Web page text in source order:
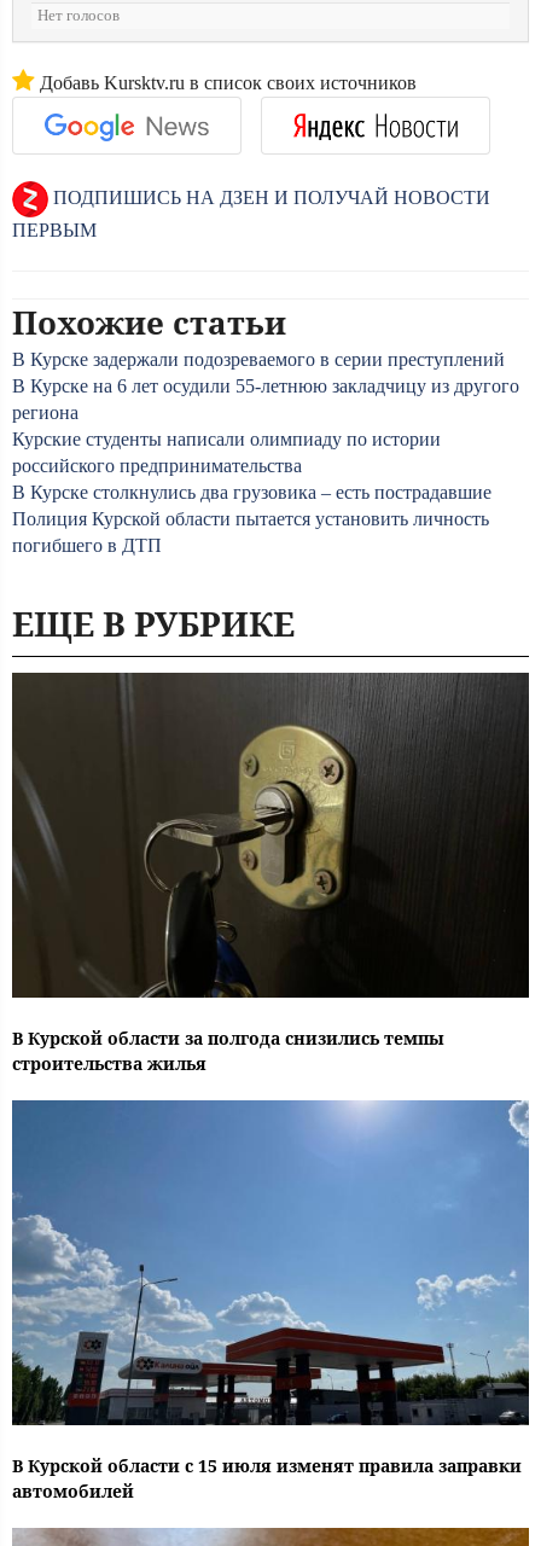
Нет голосов
Добавь Kursktv.ru в список своих источников
ПОДПИШИСЬ НА ДЗЕН И ПОЛУЧАЙ НОВОСТИ
ПЕРВЫМ
Похожие статьи
В Курске задержали подозреваемого в серии преступлений
В Курске на 6 лет осудили 55-летнюю закладчицу из другого
региона
Курские студенты написали олимпиаду по истории
российского предпринимательства
В Курске столкнулись два грузовика – есть пострадавшие
Полиция Курской области пытается установить личность
погибшего в ДТП
ЕЩЕ В РУБРИКЕ
В Курской области за полгода снизились темпы
строительства жилья
В Курской области с 15 июля изменят правила заправки
автомобилей